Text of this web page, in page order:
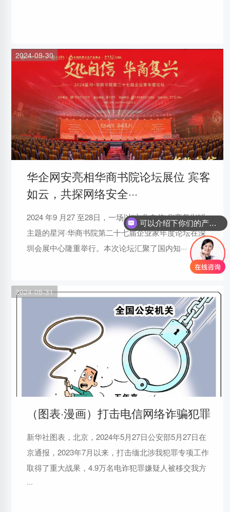
2024-09-30
华企网安亮相华商书院论坛展位 宾客
如云，共探网络安全···
2024 年9 月27 至28日，一场以“文化自信·华商复兴”为
主题的星河·华商书院第二十七届企业家年度论坛在深
圳会展中心隆重举行。本次论坛汇聚了国内知···
2024-05-31
（图表·漫画）打击电信网络诈骗犯罪
新华社图表，北京，2024年5月27日公安部5月27日在
京通报，2023年7月以来，打击缅北涉我犯罪专项工作
取得了重大战果，4.9万名电诈犯罪嫌疑人被移交我方
···
可以介绍下你们的产品么